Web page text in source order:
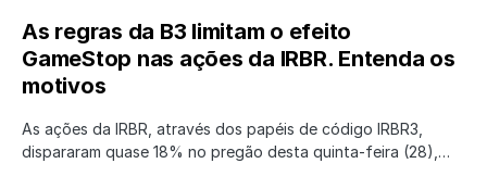
As regras da B3 limitam o efeito
GameStop nas ações da IRBR. Entenda os
motivos
As ações da IRBR, através dos papéis de código IRBR3,
dispararam quase 18% no pregão desta quinta-feira (28),…